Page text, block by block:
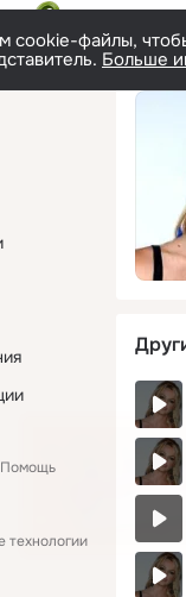
cookie-файлы,
Больше
Помощь
технологии